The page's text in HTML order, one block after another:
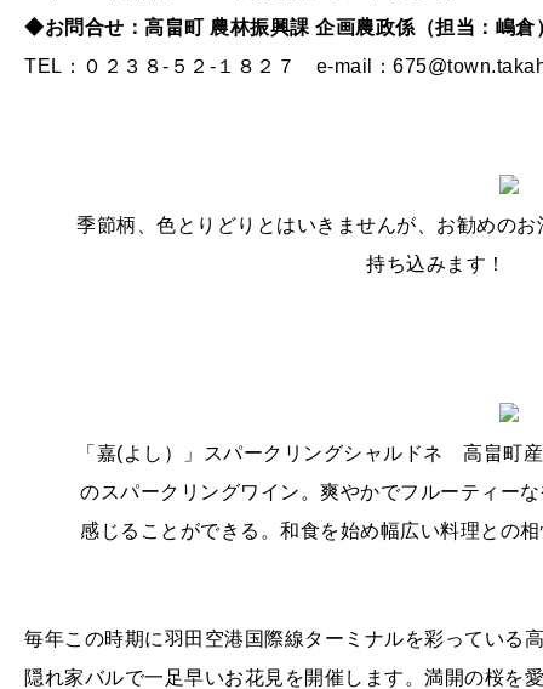
◆お問合せ：高畠町 農林振興課 企画農政係（担当：嶋倉
TEL：０２３８-５２-１８２７ e-mail：
季節柄、色とりどりとはいきませんが、お勧めの
持ち込みます！
「嘉(よし）」スパークリングシャルドネ 高畠町
のスパークリングワイン。爽やかでフルーティー
感じることができる。和食を始め幅広い料理との
毎年この時期に羽田空港国際線ターミナルを彩っている
隠れ家バルで一足早いお花見を開催します。満開の桜を